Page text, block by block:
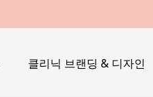
클리닉 브랜딩 & 디자인